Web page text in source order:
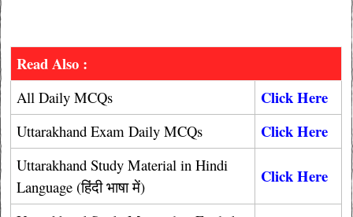
Read Also :
All Daily MCQs Click Here
Uttarakhand Exam Daily MCQs Click Here
Uttarakhand Study Material in Hindi
Language (हिंदी भाषा में)
Click Here